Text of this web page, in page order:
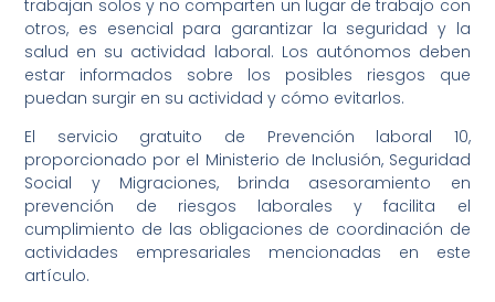
trabajan solos y no comparten un lugar de trabajo con
otros, es esencial para garantizar la seguridad y la
salud en su actividad laboral. Los autónomos deben
estar informados sobre los posibles riesgos que
puedan surgir en su actividad y cómo evitarlos.
El servicio gratuito de Prevención laboral 10,
proporcionado por el Ministerio de Inclusión, Seguridad
Social y Migraciones, brinda asesoramiento en
prevención de riesgos laborales y facilita el
cumplimiento de las obligaciones de coordinación de
actividades empresariales mencionadas en este
artículo.